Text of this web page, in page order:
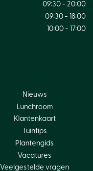
09:30 - 20:00
09:30 - 18:00
10:00 - 17:00
Nieuws
Lunchroom
Klantenkaart
Tuintips
Plantengids
Vacatures
Veelgestelde vragen